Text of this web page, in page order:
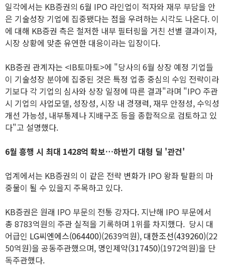
일각에서는 KB증권의 6월 IPO 라인업이 적자와 재무 부담을 안
은 기술성장 기업에 집중됐다는 점을 우려하는 시각도 나온다. 이
에 대해 KB증권 측은 철저한 내부 필터링을 거친 선별 결과이자,
시장 상황에 맞춘 유연한 대응이라는 입장이다.
KB증권 관계자는 <IB토마토>에 "당사의 6월 상장 예정 기업들
이 기술성장 분야에 집중된 것은 특정 업종 중심의 수임 전략이라
기보다 각 기업의 심사와 상장 일정에 따른 결과"라며 "IPO 주관
시 기업의 사업모델, 성장성, 시장 내 경쟁력, 재무 안정성, 수익성
개선 가능성, 내부통제나 지배구조 등을 종합적으로 검토하고 있
다"고 설명했다.
6월 흥행 시 최대 1428억 확보…하반기 대형 딜 '관건'
업계에서는 KB증권의 이 같은 전략 변화가 IPO 왕좌 탈환의 마
중물이 될 수 있을지 주목하고 있다.
KB증권은 원래 IPO 부문의 전통 강자다. 지난해 IPO 부문에서
총 8783억원의 주관 실적을 기록하며 1위를 차지했다. 당시 대
어급인 LG씨엔에스(064400)(2639억원), 대한조선(439260)(22
50억원)을 공동주관했으며, 명인제약(317450)(1972억원)을 단
독주관했다.